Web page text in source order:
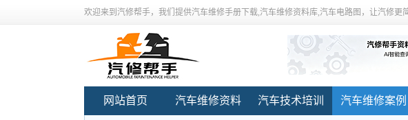
欢迎来到汽修帮手，我们提供汽车维修手册下载,汽车维修资料库,汽车电路图，让汽修更简
网站首页 汽车维修资料 汽车技术培训 汽车维修案例